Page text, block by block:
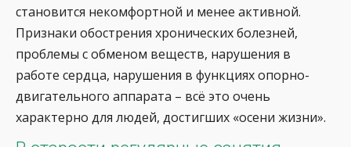
становится некомфортной и менее активной.
Признаки обострения хронических болезней,
проблемы с обменом веществ, нарушения в
работе сердца, нарушения в функциях опорно-
двигательного аппарата – всё это очень
характерно для людей, достигших «осени жизни».